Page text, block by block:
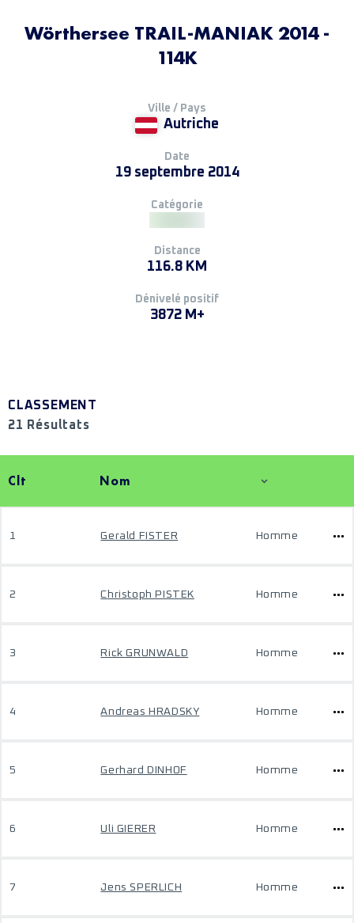
Wörthersee TRAIL-MANIAK 2014 -
114K
Ville / Pays
Autriche
Date
19 septembre 2014
Catégorie
Distance
116.8 KM
Dénivelé positif
3872 M+
CLASSEMENT
21 Résultats
Clt Nom
1 Gerald FISTER Homme
2 Christoph PISTEK Homme
3 Rick GRUNWALD Homme
4 Andreas HRADSKY Homme
5 Gerhard DINHOF Homme
6 Uli GIERER Homme
7 Jens SPERLICH Homme